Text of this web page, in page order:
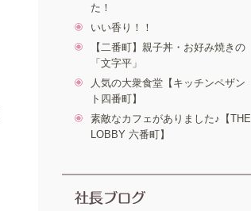
た！
いい香り！！
【二番町】親子丼・お好み焼きの
「文字平」
人気の大衆食堂【キッチンペザン
ト四番町】
素敵なカフェがありました♪【THE
LOBBY 六番町】